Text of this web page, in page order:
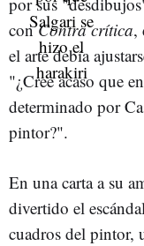
conContra crítica,
el arte debía
"¿Cree acaso que
determinado por
pintor?".
En una carta a su
divertido el
cuadros del pintor,